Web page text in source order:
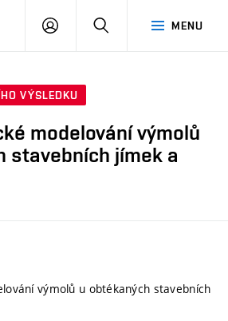
MENU
PŘIHLÁSIT
VÝSLEDKU
modelování výmolů
stavebních jímek a
výmolů u obtékaných stavebních